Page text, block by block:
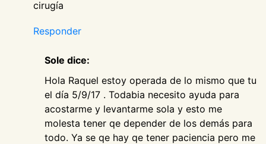
cirugía
Responder
Sole dice:
Hola Raquel estoy operada de lo mismo que tu
el día 5/9/17 . Todabia necesito ayuda para
acostarme y levantarme sola y esto me
molesta tener qe depender de los demás para
todo. Ya se qe hay qe tener paciencia pero me